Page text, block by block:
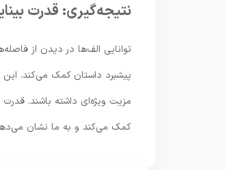
نتیجه‌گیری: قدرت
توانایی الف‌ها در دیدن از
پیشبرد داستان کمک می‌کند. این
مزیت ویژه‌ای داشته باشند. قدرت
کمک می‌کند و به ما نشان می‌دهد